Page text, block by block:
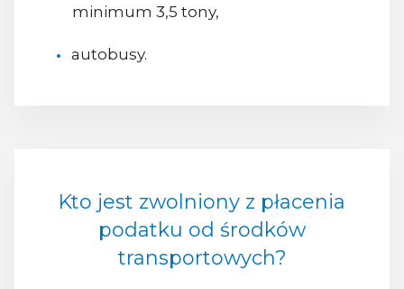
minimum 3,5 tony,
autobusy.
Kto jest zwolniony z płacenia
podatku od środków
transportowych?